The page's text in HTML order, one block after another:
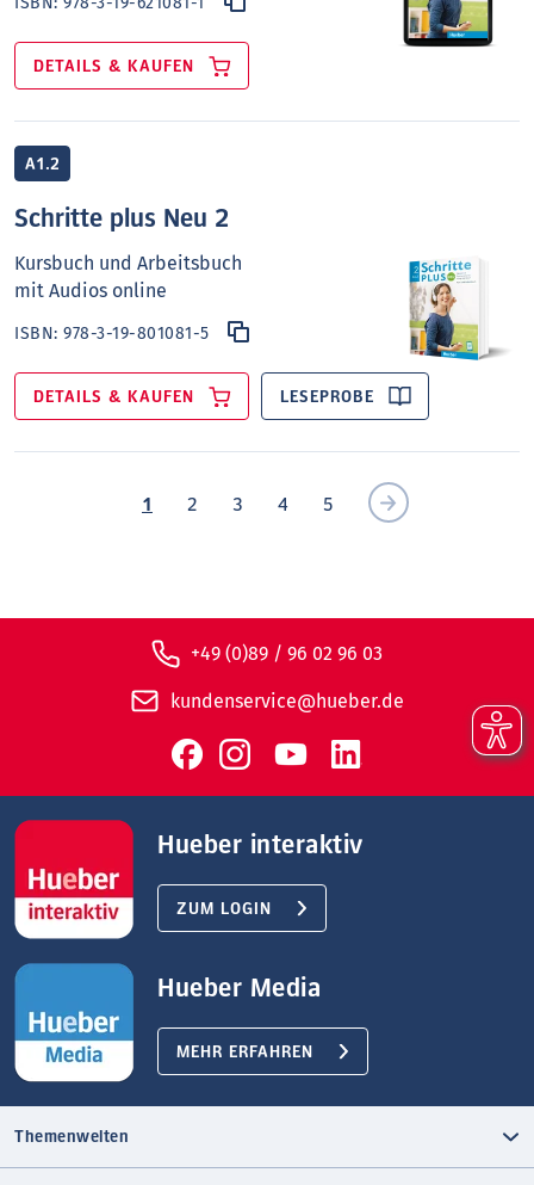
DETAILS & KAUFEN
A1.2
Schritte plus Neu 2
Kursbuch und Arbeitsbuch
mit Audios online
ISBN:978-3-19-801081-5
DETAILS & KAUFEN LESEPROBE
1 2 3 4 5
+49 (0)89 / 96 02 96 03
kundenservice@hueber.de
Hueber interaktiv
ZUM LOGIN
Hueber Media
MEHR ERFAHREN
Themenwelten